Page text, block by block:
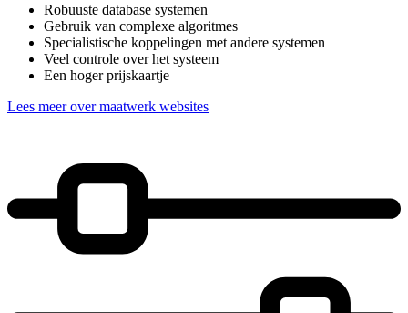
Robuuste database systemen
Gebruik van complexe algoritmes
Specialistische koppelingen met andere systemen
Veel controle over het systeem
Een hoger prijskaartje
Lees meer over maatwerk websites